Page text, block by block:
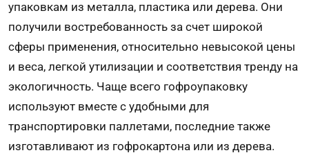
упаковкам из металла, пластика или дерева. Они
получили востребованность за счет широкой
сферы применения, относительно невысокой цены
и веса, легкой утилизации и соответствия тренду на
экологичность. Чаще всего гофроупаковку
используют вместе с удобными для
транспортировки паллетами, последние также
изготавливают из гофрокартона или из дерева.